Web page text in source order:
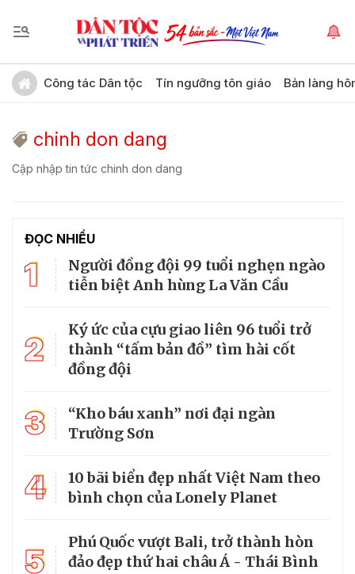
Công tác Dân tộc Tín ngưỡng tôn giáo Bản làng
chinh don dang
Cập nhập tin tức chinh don dang
ĐỌC NHIỀU
1
Người đồng đội 99 tuổi nghẹn ngào
tiễn biệt Anh hùng La Văn Cầu
2
Ký ức của cựu giao liên 96 tuổi trở
thành “tấm bản đồ” tìm hài cốt
đồng đội
3
“Kho báu xanh” nơi đại ngàn
Trường Sơn
4
10 bãi biển đẹp nhất Việt Nam theo
bình chọn của Lonely Planet
5
Phú Quốc vượt Bali, trở thành hòn
đảo đẹp thứ hai châu Á - Thái Bình